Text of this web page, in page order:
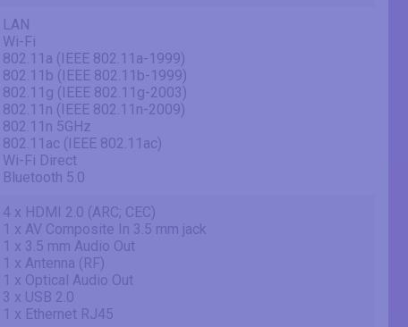
LAN
Wi-Fi
802.11a (IEEE 802.11a-1999)
802.11b (IEEE 802.11b-1999)
802.11g (IEEE 802.11g-2003)
802.11n (IEEE 802.11n-2009)
802.11n 5GHz
802.11ac (IEEE 802.11ac)
Wi-Fi Direct
Bluetooth 5.0
4 x HDMI 2.0 (ARC; CEC)
1 x AV Composite In 3.5 mm jack
1 x 3.5 mm Audio Out
1 x Antenna (RF)
1 x Optical Audio Out
3 x USB 2.0
1 x Ethernet RJ45